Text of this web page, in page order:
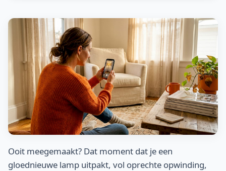
Ooit meegemaakt? Dat moment dat je een
gloednieuwe lamp uitpakt, vol oprechte opwinding,